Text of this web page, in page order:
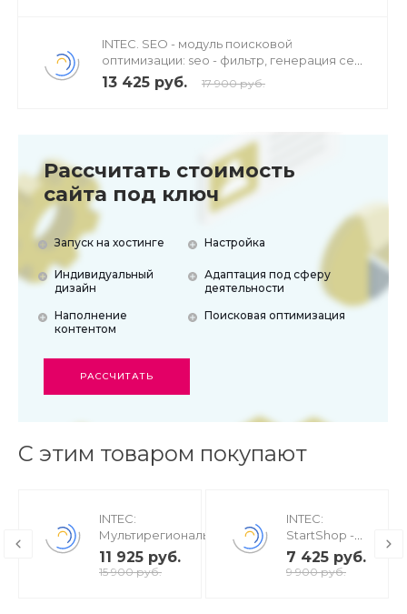
INTEC. SEO - модуль поисковой
оптимизации: seo - фильтр, генерация сео
- текстов, H1, мета-тегов
13 425 руб. 17 900 руб.
Рассчитать стоимость
сайта под ключ
Запуск на хостинге
Индивидуальный
дизайн
Наполнение
контентом
Настройка
Адаптация под сферу
деятельности
Поисковая оптимизация
РАССЧИТАТЬ
С этим товаром покупают
INTEC:
Мультирегиональность
- региональная сеть
вашего сайта с
11 925 руб.
15 900 руб.
INTEC:
StartShop -
модуль
интернет-
7 425 руб.
9 900 руб.